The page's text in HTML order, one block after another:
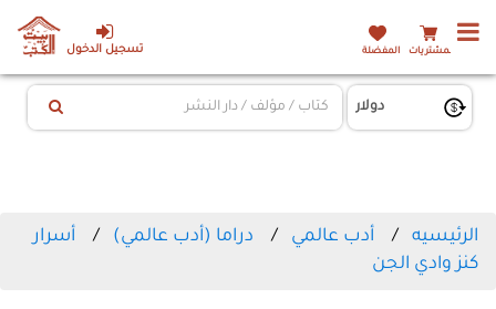
تسجيل الدخول المشتريات المفضلة
الرئيسيه أدب عالمي دراما (أدب عالمي)
أسرار
كنز وادي الجن